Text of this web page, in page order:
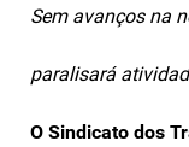
Sem avanços na
paralisará
O Sindicato dos